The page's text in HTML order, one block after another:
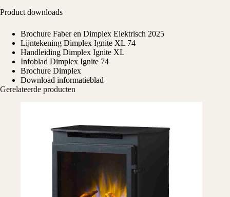
Product downloads
Brochure Faber en Dimplex Elektrisch 2025
Lijntekening Dimplex Ignite XL 74
Handleiding Dimplex Ignite XL
Infoblad Dimplex Ignite 74
Brochure Dimplex
Download informatieblad
Gerelateerde producten